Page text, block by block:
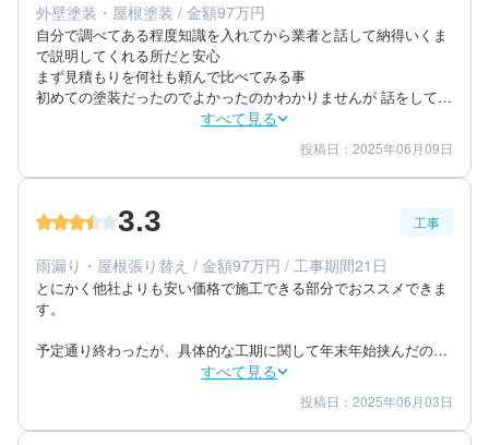
築年数：17年
外壁塗装・屋根塗装 / 金額97万円
自分で調べてある程度知識を入れてから業者と話して納得いくま
で説明してくれる所だと安心
まず見積もりを何社も頼んで比べてみる事
初めての塗装だったのでよかったのかわかりませんが 話をして
合ったもので決まりました
金額も塗装が初めてなので業者によって違うので迷いましたが
決めた業者の方の提案で納得して決めました
仕事でほぼ居なかったのですが
ました
すべて見る
金額感 4
担当者 5
50代/女性/一戸建て
築年数：17年
投稿日：2025年06月09日
3.3 工事
雨漏り・屋根張り替え / 金額97万円 / 工事期間21日
とにかく他社よりも安い価格で施工できる部分でおススメできま
す。
予定通り終わったが、具体的な工期に関して年末年始挟んだのも
あったが、工事完了日がふわっとした形でしか教えてもらえな
例えば既存のものを撤去するのがどれくらいになるかなど、仮で
もいいので工程表もらえなかったのが残念でした。
すべて見る
仕上がり 3
満足度 4
投稿日：2025年06月03日